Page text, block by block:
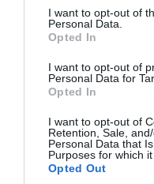
consent section.
I want to opt-out of
Personal Data.
Opted In
I want to opt-out of
Personal Data for
Opted In
I want to opt-out of
Retention, Sale,
Personal Data that
Purposes for which it
Opted Out
06.08.2026 | 09:03
«Οι εντελώς